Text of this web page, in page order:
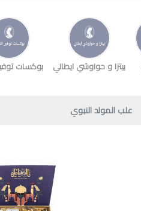
بيتزا و حواوشي ايطالي بوكسات
علب المولد النبوي